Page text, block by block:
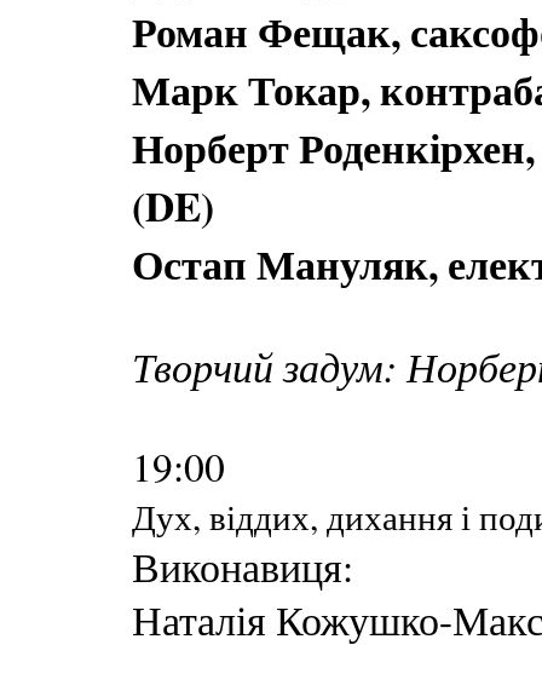
Роман Фещак,
Марк Токар,
Норберт
(DE)
Остап Мануляк,
Творчий задум:
19:00
Дух, віддих, дихання і
Виконавиця:
Наталія Кожушко-